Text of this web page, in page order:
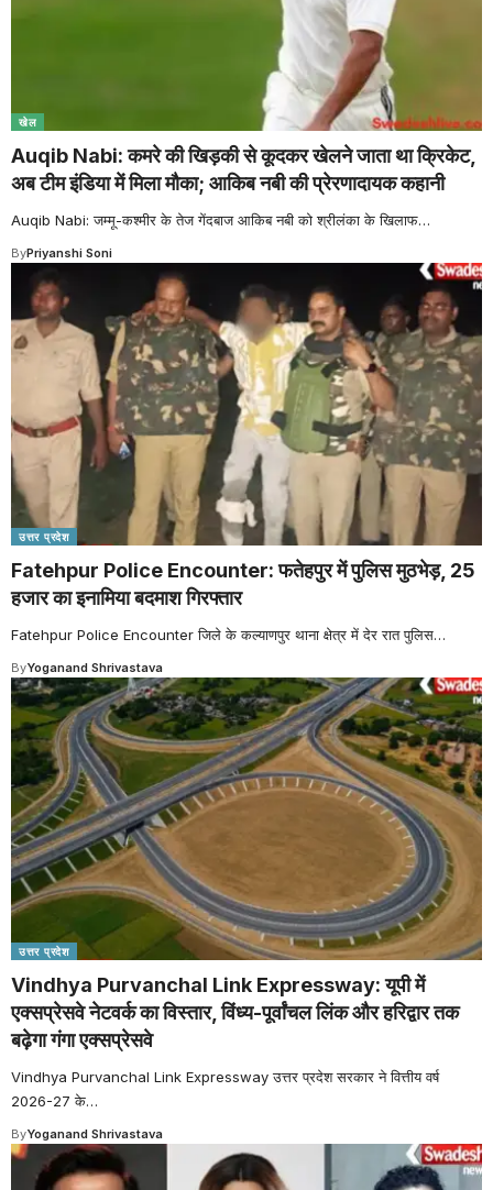
खेल
Auqib Nabi: कमरे की खिड़की से कूदकर खेलने जाता था क्रिकेट,
अब टीम इंडिया में मिला मौका; आकिब नबी की प्रेरणादायक कहानी
Auqib Nabi: जम्मू-कश्मीर के तेज गेंदबाज आकिब नबी को श्रीलंका के खिलाफ…
ByPriyanshi Soni
उत्तर प्रदेश
Fatehpur Police Encounter: फतेहपुर में पुलिस मुठभेड़, 25
हजार का इनामिया बदमाश गिरफ्तार
Fatehpur Police Encounter जिले के कल्याणपुर थाना क्षेत्र में देर रात पुलिस…
ByYoganand Shrivastava
उत्तर प्रदेश
Vindhya Purvanchal Link Expressway: यूपी में
एक्सप्रेसवे नेटवर्क का विस्तार, विंध्य-पूर्वांचल लिंक और हरिद्वार तक
बढ़ेगा गंगा एक्सप्रेसवे
Vindhya Purvanchal Link Expressway उत्तर प्रदेश सरकार ने वित्तीय वर्ष
2026-27 के…
ByYoganand Shrivastava